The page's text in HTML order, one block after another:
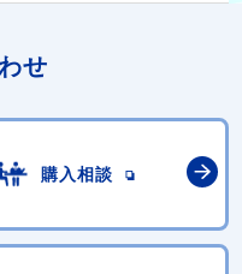
せ
購入相談